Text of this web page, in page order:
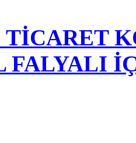
TİCARET
FALYALI